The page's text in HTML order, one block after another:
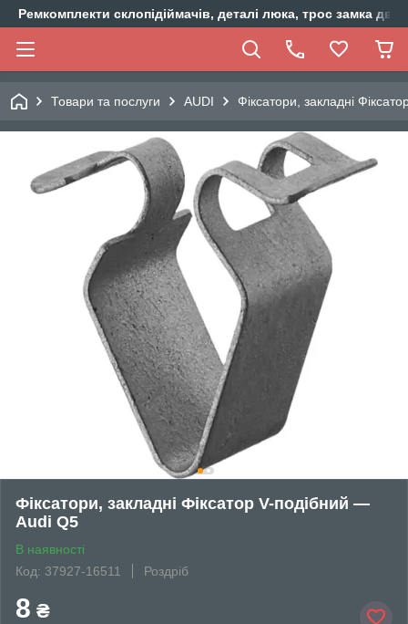
Ремкомплекти склопідіймачів, деталі люка, трос замка
Товари та послуги AUDI Фіксатори, закладні
Фіксатори, закладні Фіксатор V-подібний —
Audi Q5
В наявності
Код: 37927-16511
Роздріб
8 ₴